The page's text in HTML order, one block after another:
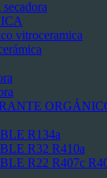
vitroceramica
R134a
R32 R410a
R22 R407c